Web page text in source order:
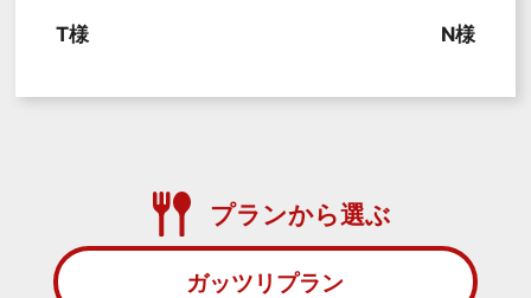
T様 N様
プランから選ぶ
ガッツリプラン